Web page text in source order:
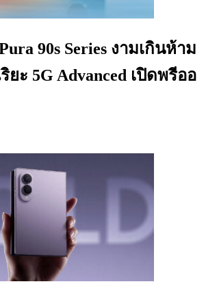
90s Series งามเกินห้าม
ยะ 5G Advanced เปิดพรีออ